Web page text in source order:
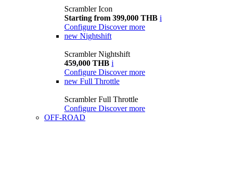
Scrambler Icon
Starting from 399,000 THB i
Configure Discover more
new Nightshift
Scrambler Nightshift
459,000 THB i
Configure Discover more
new Full Throttle
Scrambler Full Throttle
Configure Discover more
OFF-ROAD